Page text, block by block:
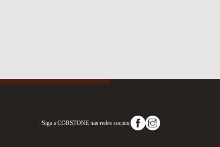
Siga a CORSTONE nas redes sociais: